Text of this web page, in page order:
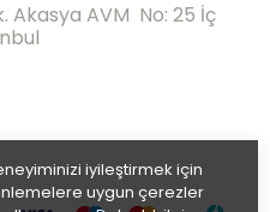
iyileştirmek için
uygun çerezler
Akasya AVM No: 25 İç